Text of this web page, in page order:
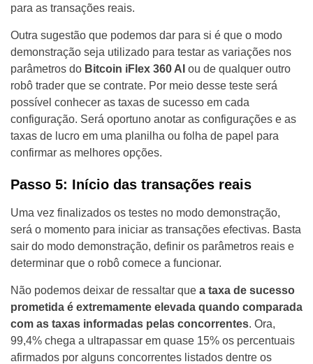
para as transações reais.
Outra sugestão que podemos dar para si é que o modo
demonstração seja utilizado para testar as variações nos
parâmetros do Bitcoin iFlex 360 AI ou de qualquer outro
robô trader que se contrate. Por meio desse teste será
possível conhecer as taxas de sucesso em cada
configuração. Será oportuno anotar as configurações e as
taxas de lucro em uma planilha ou folha de papel para
confirmar as melhores opções.
Passo 5: Início das transações reais
Uma vez finalizados os testes no modo demonstração,
será o momento para iniciar as transações efectivas. Basta
sair do modo demonstração, definir os parâmetros reais e
determinar que o robô comece a funcionar.
Não podemos deixar de ressaltar que a taxa de sucesso
prometida é extremamente elevada quando comparada
com as taxas informadas pelas concorrentes. Ora,
99,4% chega a ultrapassar em quase 15% os percentuais
afirmados por alguns concorrentes listados dentre os